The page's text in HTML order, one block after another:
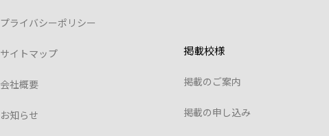
プライバシーポリシー
サイトマップ
会社概要
お知らせ
掲載校様
掲載のご案内
掲載の申し込み